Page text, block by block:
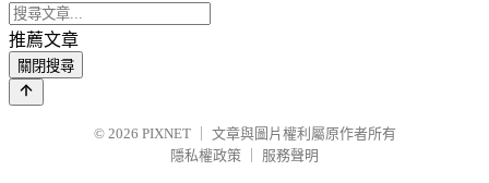
推薦文章
關閉搜尋
© 2026 PIXNET
文章與圖片權利屬原作者所有
隱私權政策
服務聲明